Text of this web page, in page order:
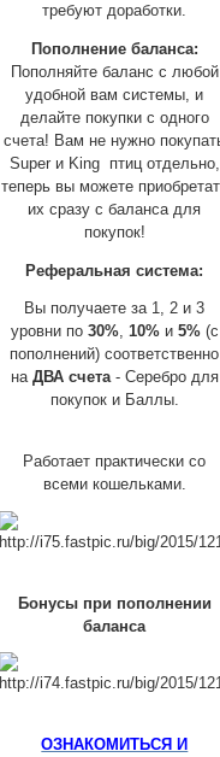
требуют доработки.
Пополнение баланса:
Пополняйте баланс с любой
удобной вам системы, и
делайте покупки с одного
счета! Вам не нужно
Super и King птиц отдельно,
теперь вы можете
их сразу с баланса для
покупок!
Реферальная система:
Вы получаете за 1, 2 и 3
уровни по 30%, 10%и 5%(с
пополнений) соответственно
на ДВА счета- Серебро для
покупок и Баллы.
Работает практически со
всеми кошельками.
Бонусы при пополнении
баланса
ОЗНАКОМИТЬСЯ И